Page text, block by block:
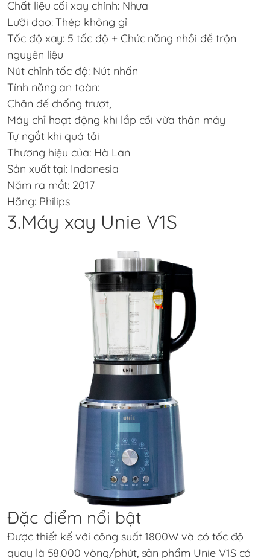
Chất liệu cối xay chính: Nhựa
Lưỡi dao: Thép không gỉ
Tốc độ xay: 5 tốc độ + Chức năng nhồi để trộn
nguyên liệu
Nút chỉnh tốc độ: Nút nhấn
Tính năng an toàn:
Chân đế chống trượt,
Máy chỉ hoạt động khi lắp cối vừa thân máy
Tự ngắt khi quá tải
Thương hiệu của: Hà Lan
Sản xuất tại: Indonesia
Năm ra mắt: 2017
Hãng: Philips
3.Máy xay Unie V1S
Đặc điểm nổi bật
Được thiết kế với công suất 1800W và có tốc độ
quay là 58.000 vòng/phút, sản phẩm Unie V1Scó